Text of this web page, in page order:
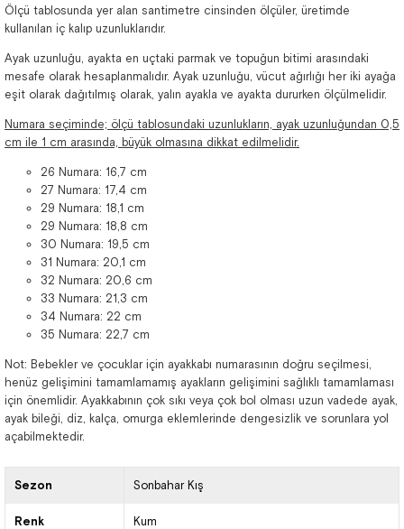
Ölçü tablosunda yer alan santimetre cinsinden ölçüler, üretimde
kullanılan iç kalıp uzunluklarıdır.
Ayak uzunluğu, ayakta en uçtaki parmak ve topuğun bitimi arasındaki
mesafe olarak hesaplanmalıdır. Ayak uzunluğu, vücut ağırlığı her iki ayağa
eşit olarak dağıtılmış olarak, yalın ayakla ve ayakta dururken ölçülmelidir.
Numara seçiminde; ölçü tablosundaki uzunlukların, ayak uzunluğundan 0,5
cm ile 1 cm arasında, büyük olmasına dikkat edilmelidir.
26 Numara: 16,7 cm
27 Numara: 17,4 cm
29 Numara: 18,1 cm
29 Numara: 18,8 cm
30 Numara: 19,5 cm
31 Numara: 20,1 cm
32 Numara: 20,6 cm
33 Numara: 21,3 cm
34 Numara: 22 cm
35 Numara: 22,7 cm
Not: Bebekler ve çocuklar için ayakkabı numarasının doğru seçilmesi,
henüz gelişimini tamamlamamış ayakların gelişimini sağlıklı tamamlaması
için önemlidir. Ayakkabının çok sıkı veya çok bol olması uzun vadede ayak,
ayak bileği, diz, kalça, omurga eklemlerinde dengesizlik ve sorunlara yol
açabilmektedir.
Sezon Sonbahar Kış
Renk Kum